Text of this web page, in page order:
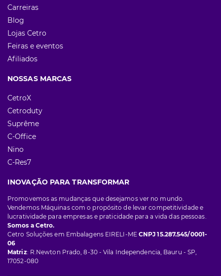
Carreiras
Blog
Lojas Cetro
Feiras e eventos
Afiliados
NOSSAS MARCAS
CetroX
Cetroduty
Suprême
C-Office
Nino
C-Res7
INOVAÇÃO PARA TRANSFORMAR
Promovemos as mudanças que desejamos ver no mundo.
Vendemos Máquinas com o propósito de levar competitividade e
lucratividade para empresas e praticidade para a vida das pessoas.
Somos a Cetro.
Cetro Soluções em Embalagens EIRELI-ME CNPJ 15.287.545/0001-
06
Matriz: R.Newton Prado, 8-30 - Vila Independencia, Bauru - SP,
17052-080